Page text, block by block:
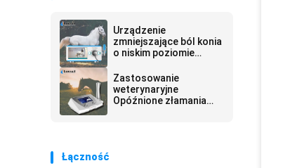
Urządzenie
zmniejszające ból konia
o niskim poziomie
medycznych dla koni
Zastosowanie
weterynaryjne
Opóźnione złamania
Łączność